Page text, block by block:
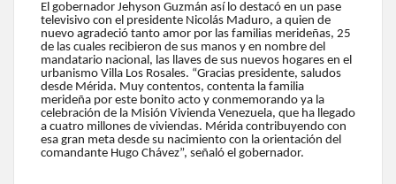
El gobernador Jehyson Guzmán así lo destacó en un pase
televisivo con el presidente Nicolás Maduro, a quien de
nuevo agradeció tanto amor por las familias merideñas, 25
de las cuales recibieron de sus manos y en nombre del
mandatario nacional, las llaves de sus nuevos hogares en el
urbanismo Villa Los Rosales. “Gracias presidente, saludos
desde Mérida. Muy contentos, contenta la familia
merideña por este bonito acto y conmemorando ya la
celebración de la Misión Vivienda Venezuela, que ha llegado
a cuatro millones de viviendas. Mérida contribuyendo con
esa gran meta desde su nacimiento con la orientación del
comandante Hugo Chávez”, señaló el gobernador.